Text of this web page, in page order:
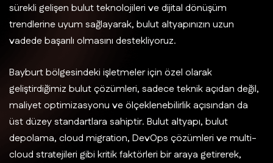
sürekli gelişen bulut teknolojileri ve dijital dönüşüm
trendlerine uyum sağlayarak, bulut altyapınızın uzun
vadede başarılı olmasını destekliyoruz.
Bayburt bölgesindeki işletmeler için özel olarak
geliştirdiğimiz bulut çözümleri, sadece teknik açıdan değil,
maliyet optimizasyonu ve ölçeklenebilirlik açısından da
üst düzey standartlara sahiptir. Bulut altyapı, bulut
depolama, cloud migration, DevOps çözümleri ve multi-
cloud stratejileri gibi kritik faktörleri bir araya getirerek,